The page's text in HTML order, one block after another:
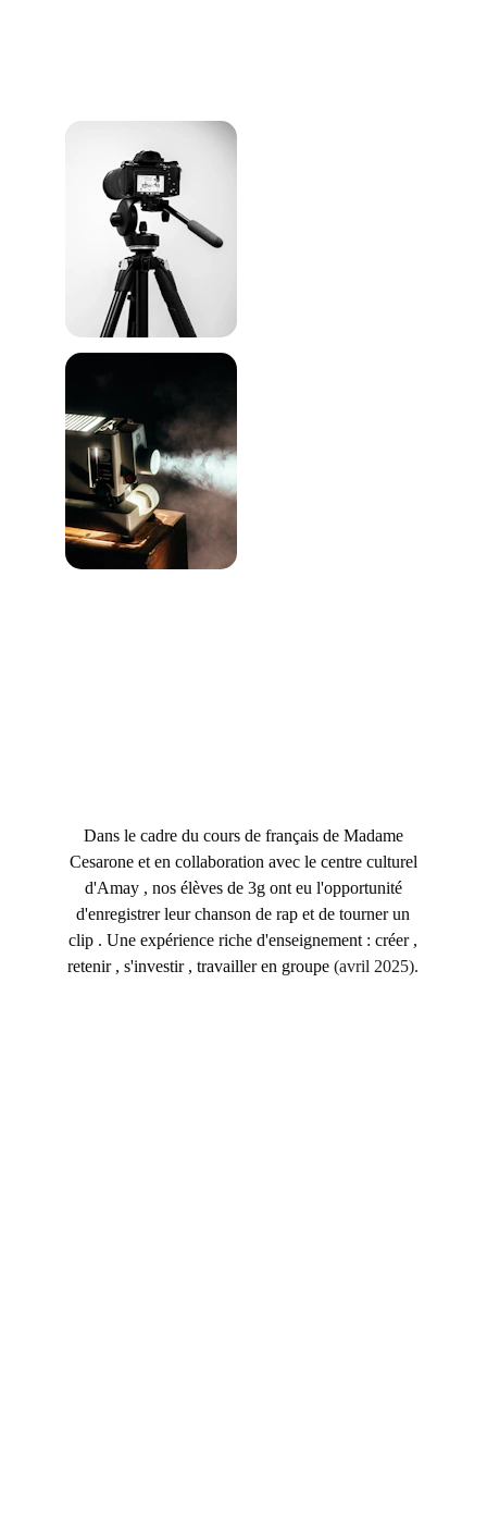
Dans le cadre du cours de français de Madame
Cesarone et en collaboration avec le centre culturel
d'Amay , nos élèves de 3g ont eu l'opportunité
d'enregistrer leur chanson de rap et de tourner un
clip . Une expérience riche d'enseignement : créer ,
retenir , s'investir , travailler en groupe(avril 2025).